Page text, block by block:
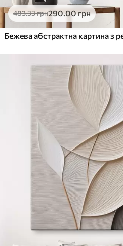
Еко-Преміум
.00грн
✓Яскраві, насичені кольори
Поверхня з текстурою полотна
Екологічний матеріал
483.33грн290.00грн